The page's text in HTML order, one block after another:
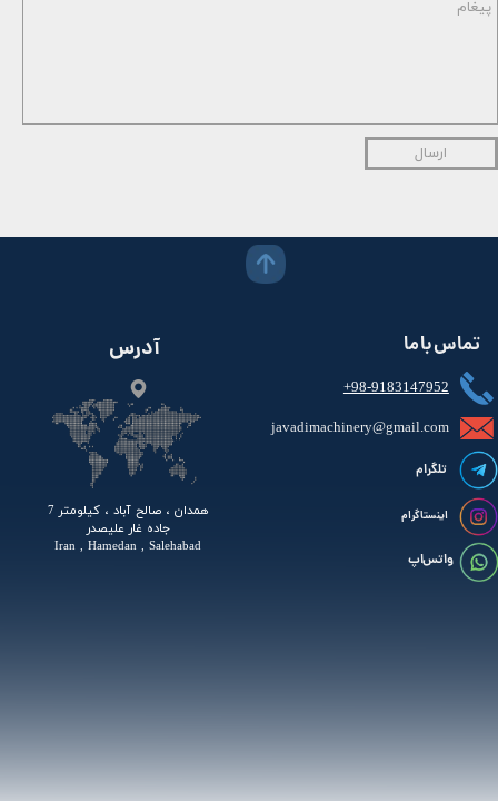
ارسال
+98-9183147952
همدان ، صالح آباد ، کیلومتر 7
جاده غار علیصدر
Iran , Hamedan , Salehabad
آدرس تماس با ما
اینستاگرام
javadimachinery@gmail.com​​​​​​​​
تلگرام
واتس اپ